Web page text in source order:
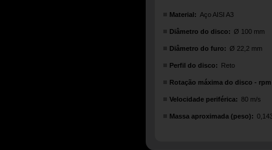
Material: Aço AISI A3
Diâmetro do disco: Ø 100 mm
Diâmetro do furo: Ø 22,2 mm
Perfil do disco: Reto
Rotação máxima do disco -
Velocidade periférica: 80 m/s
Massa aproximada (peso):